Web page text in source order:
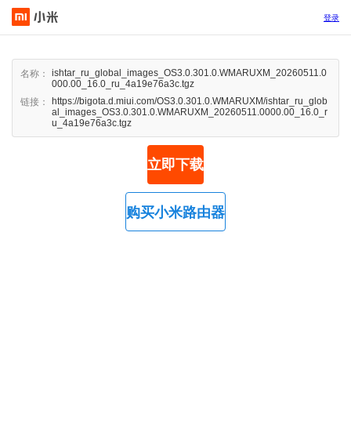
登录
名称：
ishtar_ru_global_images_OS3.0.301.0.WMARUXM_20260511.0
000.00_16.0_ru_4a19e76a3c.tgz
链接：
https://bigota.d.miui.com/OS3.0.301.0.WMARUXM/ishtar_ru_glob
al_images_OS3.0.301.0.WMARUXM_20260511.0000.00_16.0_r
u_4a19e76a3c.tgz
立即下载
购买小米路由器